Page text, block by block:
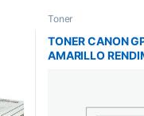
Toner
TONER CANON
AMARILLO